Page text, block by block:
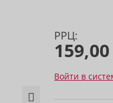
РРЦ:
Войти в